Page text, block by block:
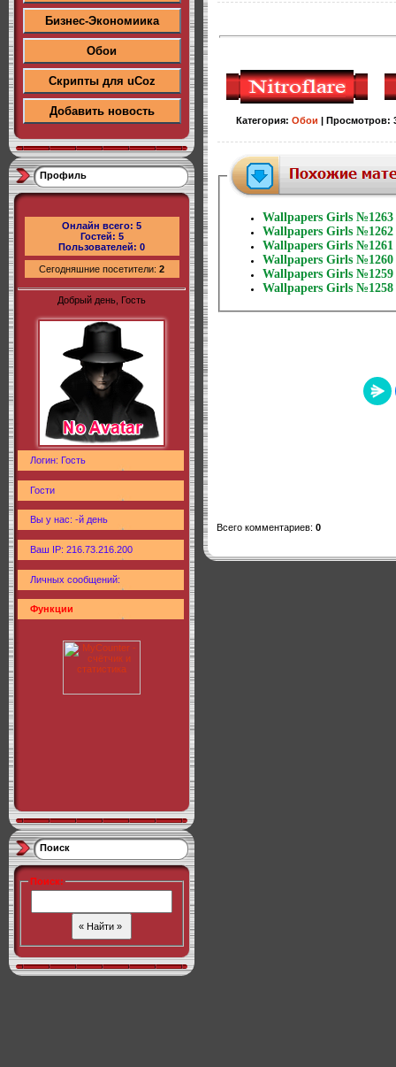
Бизнес-Экономиика
Обои
Скрипты для uCoz
Добавить новость
Профиль
Онлайн всего: 5
Гостей: 5
Пользователей: 0
Сегодняшние посетители: 2
Добрый день, Гость
Логин: Гость
Гости
Вы у нас: -й день
Ваш IP: 216.73.216.200
Личных сообщений:
Функции
Поиск
Поиск:
Категория: Обои Просмотров:
Wallpapers Girls №1263
Wallpapers Girls №1262
Wallpapers Girls №1261
Wallpapers Girls №1260
Wallpapers Girls №1259
Wallpapers Girls №1258
Всего комментариев: 0